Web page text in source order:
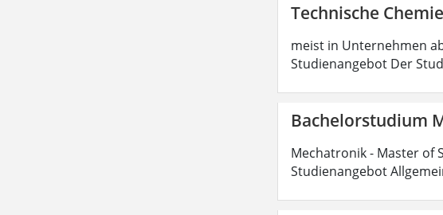
Technische
meist in Unternehmen
Studienangebot Der
Bachelorstudium
Mechatronik - Master of
Studienangebot